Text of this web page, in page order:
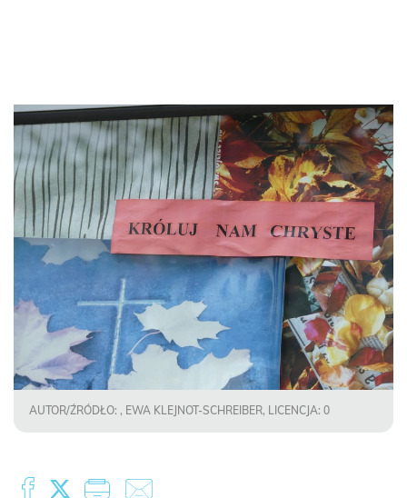
AUTOR/ŹRÓDŁO: , EWA KLEJNOT-SCHREIBER, LICENCJA: 0